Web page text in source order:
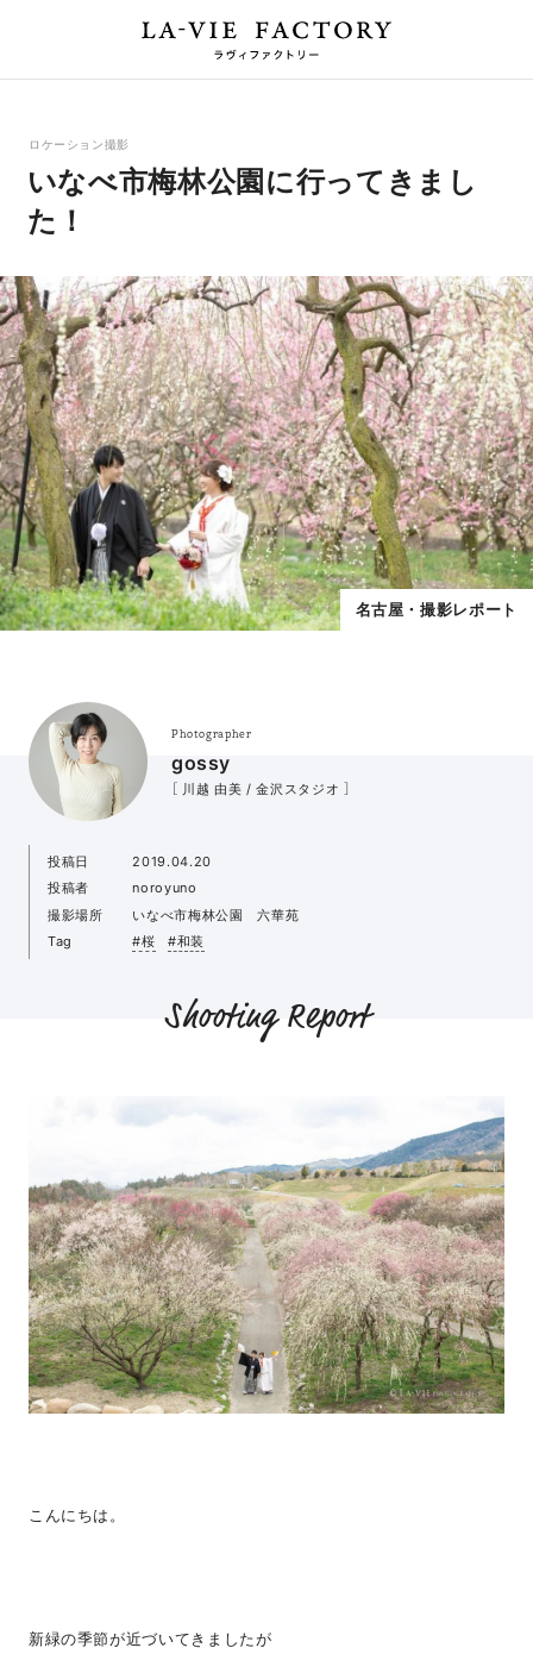
ロケーション撮影
いなべ市梅林公園に行ってきまし
た！
名古屋・撮影レポート
Photographer
gossy
［ 川越 由美 / 金沢スタジオ ］
投稿日
2019.04.20
投稿者
noroyuno
撮影場所
いなべ市梅林公園 六華苑
Tag
#桜 #和装
Shooting Report
こんにちは。
新緑の季節が近づいてきましたが